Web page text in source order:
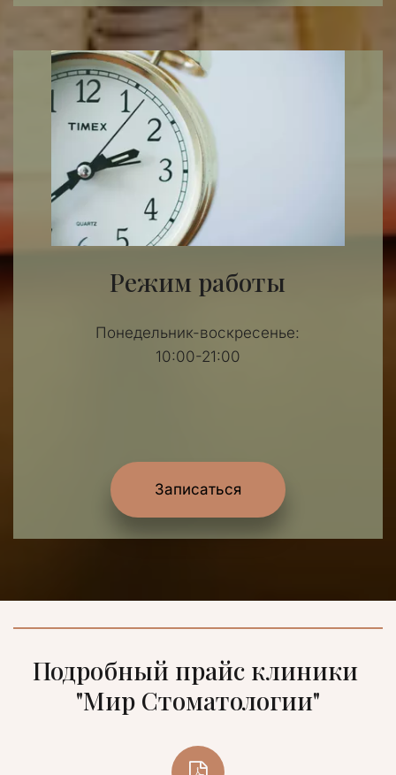
Режим работы
Понедельник-воскресенье:
10:00-21:00
Записаться
Подробный прайс клиники
"Мир Стоматологии"